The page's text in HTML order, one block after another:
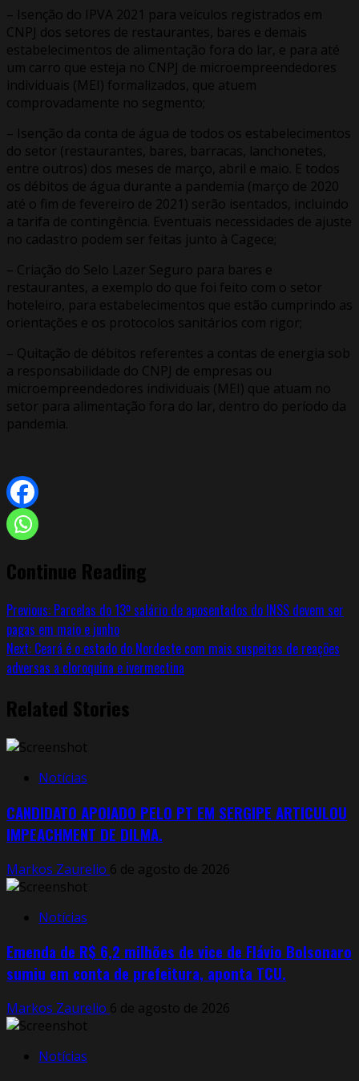
– Isenção do IPVA 2021 para veículos registrados em
CNPJ dos setores de restaurantes, bares e demais
estabelecimentos de alimentação fora do lar, e para até
um carro que esteja no CNPJ de microempreendedores
individuais (MEI) formalizados, que atuem
comprovadamente no segmento;
– Isenção da conta de água de todos os estabelecimentos
do setor (restaurantes, bares, barracas, lanchonetes,
entre outros) dos meses de março, abril e maio. E todos
os débitos de água durante a pandemia (março de 2020
até o fim de fevereiro de 2021) serão isentados, incluindo
a tarifa de contingência. Eventuais necessidades de ajuste
no cadastro podem ser feitas junto à Cagece;
– Criação do Selo Lazer Seguro para bares e
restaurantes, a exemplo do que foi feito com o setor
hoteleiro, para estabelecimentos que estão cumprindo as
orientações e os protocolos sanitários com rigor;
– Quitação de débitos referentes a contas de energia sob
a responsabilidade do CNPJ de empresas ou
microempreendedores individuais (MEI) que atuam no
setor para alimentação fora do lar, dentro do período da
pandemia.
Continue Reading
Previous: Parcelas do 13º salário de aposentados do INSS devem ser
pagas em maio e junho
Next: Ceará é o estado do Nordeste com mais suspeitas de reações
adversas a cloroquina e ivermectina
Related Stories
Notícias
CANDIDATO APOIADO PELO PT EM SERGIPE ARTICULOU
IMPEACHMENT DE DILMA.
Markos Zaurelio 6 de agosto de 2026
Notícias
Emenda de R$ 6,2 milhões de vice de Flávio Bolsonaro
sumiu em conta de prefeitura, aponta TCU.
Markos Zaurelio 6 de agosto de 2026
Notícias